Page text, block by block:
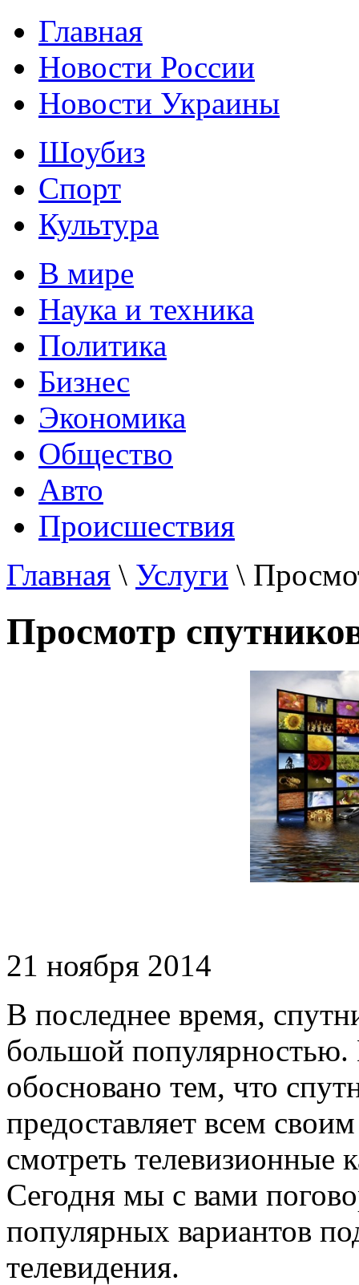
Главная
Новости России
Новости Украины
Шоубиз
Спорт
Культура
В мире
Наука и техника
Политика
Бизнес
Экономика
Общество
Авто
Происшествия
Главная \ Услуги \
Просмотр
21 ноября 2014
В последнее время,
большой популярностью.
обосновано тем, что
предоставляет всем
смотреть телевизионные
Сегодня мы с вами
популярных вариантов
телевидения.